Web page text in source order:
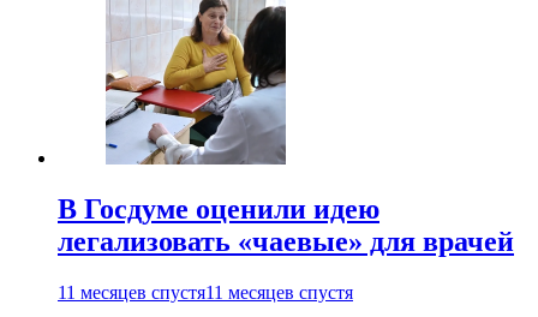
В Госдуме оценили идею
легализовать «чаевые» для врачей
11 месяцев спустя11 месяцев спустя